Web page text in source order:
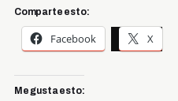
Comparte esto:
Facebook X
Me gusta esto: